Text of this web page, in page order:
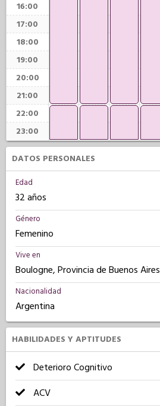
16:00
17:00
18:00
19:00
20:00
21:00
22:00
23:00
DATOS PERSONALES
Edad
32 años
Género
Femenino
Vive en
Boulogne, Provincia de Buenos Aires
Nacionalidad
Argentina
HABILIDADES Y APTITUDES
Deterioro Cognitivo
ACV